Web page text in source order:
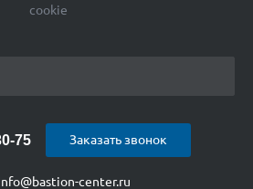
cookie
75
center.ru
Заказать звонок